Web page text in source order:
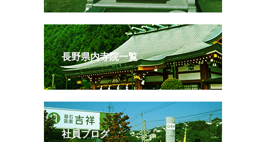
長野県内寺院一覧
社員ブログ